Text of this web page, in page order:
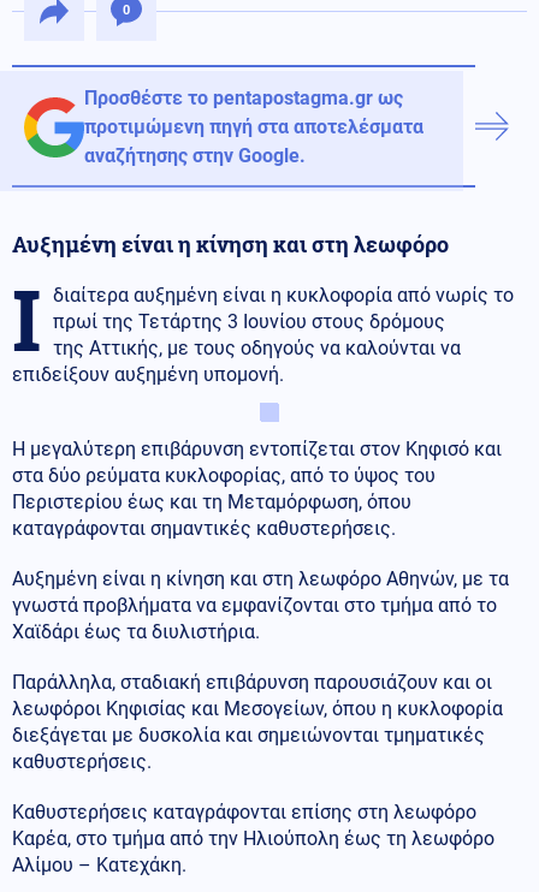
0
Προσθέστε το pentapostagma.gr ως
προτιμώμενη πηγή στα αποτελέσματα
αναζήτησης στην Google.
Αυξημένη είναι η κίνηση και στη λεωφόρο
Ι διαίτερα αυξημένη είναι η κυκλοφορία από νωρίς το
πρωί της Τετάρτης 3 Ιουνίου στους δρόμους
της Αττικής, με τους οδηγούς να καλούνται να
επιδείξουν αυξημένη υπομονή.
Η μεγαλύτερη επιβάρυνση εντοπίζεται στον Κηφισό και
στα δύο ρεύματα κυκλοφορίας, από το ύψος του
Περιστερίου έως και τη Μεταμόρφωση, όπου
καταγράφονται σημαντικές καθυστερήσεις.
Αυξημένη είναι η κίνηση και στη λεωφόρο Αθηνών, με τα
γνωστά προβλήματα να εμφανίζονται στο τμήμα από το
Χαϊδάρι έως τα διυλιστήρια.
Παράλληλα, σταδιακή επιβάρυνση παρουσιάζουν και οι
λεωφόροι Κηφισίας και Μεσογείων, όπου η κυκλοφορία
διεξάγεται με δυσκολία και σημειώνονται τμηματικές
καθυστερήσεις.
Καθυστερήσεις καταγράφονται επίσης στη λεωφόρο
Καρέα, στο τμήμα από την Ηλιούπολη έως τη λεωφόρο
Αλίμου – Κατεχάκη.